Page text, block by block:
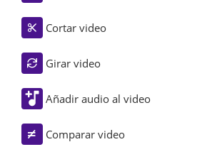
Cortar video
Girar video
Añadir audio al video
Comparar video